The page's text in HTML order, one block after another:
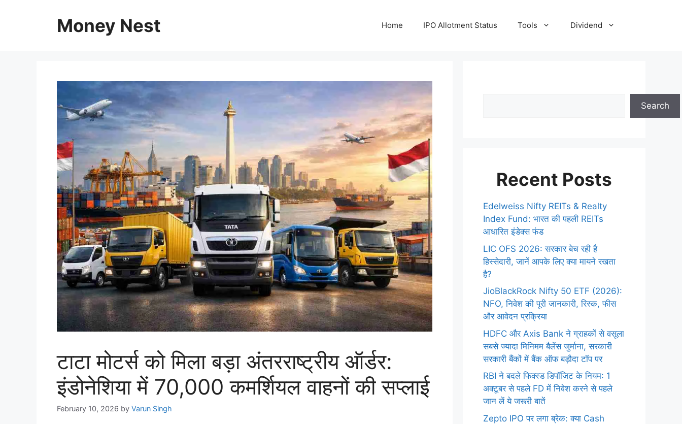
Money Nest Home IPO Allotment Status Tools Dividend
टाटा मोटर्स को मिला बड़ा अंतरराष्ट्रीय ऑर्डर:
इंडोनेशिया में 70,000 कमर्शियल वाहनों की सप्लाई
February 10, 2026 by Varun Singh
Search
Recent Posts
Edelweiss Nifty REITs & Realty
Index Fund: भारत की पहली REITs
आधारित इंडेक्स फंड
LIC OFS 2026: सरकार बेच रही है
हिस्सेदारी, जानें आपके लिए क्या मायने रखता
है?
JioBlackRock Nifty 50 ETF (2026):
NFO, निवेश की पूरी जानकारी, रिस्क, फीस
और आवेदन प्रक्रिया
HDFC और Axis Bank ने ग्राहकों से वसूला
सबसे ज्यादा मिनिमम बैलेंस जुर्माना, सरकारी
सरकारी बैंकों में बैंक ऑफ बड़ौदा टॉप पर
RBI ने बदले फिक्स्ड डिपॉजिट के नियम: 1
अक्टूबर से पहले FD में निवेश करने से पहले
जान लें ये जरूरी बातें
Zepto IPO पर लगा ब्रेक: क्या Cash